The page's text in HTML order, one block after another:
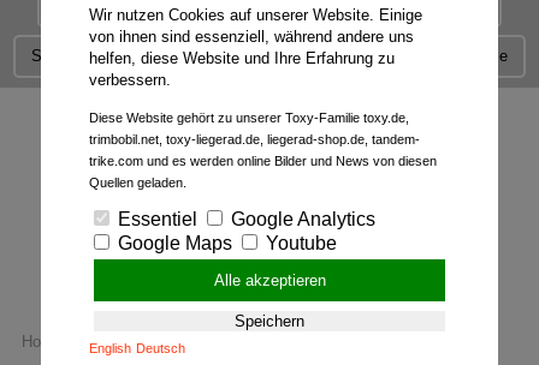
Liegerad Modelle Liegerad Konfigurator Faszination
Service Qualität Liegerad News Kontakt Presse
Überall mit dabei.
Home Liegerad News
Wir nutzen Cookies auf unserer Website. Einige
von ihnen sind essenziell, während andere uns
helfen, diese Website und Ihre Erfahrung zu
verbessern.
Diese Website gehört zu unserer Toxy-Familie toxy.de,
trimbobil.net, toxy-liegerad.de, liegerad-shop.de, tandem-
trike.com und es werden online Bilder und News von diesen
Quellen geladen.
Essentiel
Google Analytics
Google Maps
Youtube
Alle akzeptieren
Speichern
English Deutsch